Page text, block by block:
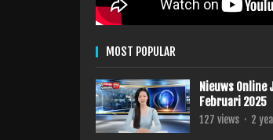
MOST POPULAR
Nieuws Online
Februari 2025
127 views · 2